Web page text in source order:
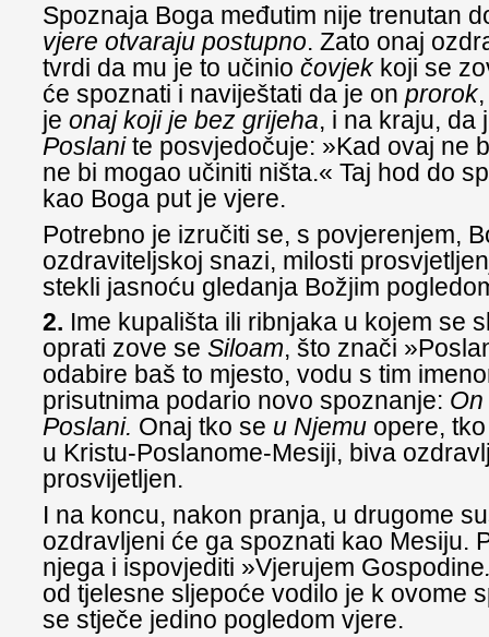
Spoznaja Boga međutim nije trenutan
vjere otvaraju postupno. Zato onaj
tvrdi da mu je to učiniočovjekkoji se
će spoznati i naviještati da je onprorok
jeonaj koji je bez grijeha, i na kraju, da
Poslanite posvjedočuje: »Kad ovaj ne
ne bi mogao učiniti ništa.« Taj hod do
kao Boga put je vjere.
Potrebno je izručiti se, s povjerenjem,
ozdraviteljskoj snazi, milosti
stekli jasnoću gledanja Božjim
2. Ime kupališta ili ribnjaka u kojem se
oprati zove seSiloam, što znači
odabire baš to mjesto, vodu s tim
prisutnima podario novo spoznanje:
Poslani. Onaj tko se u Njemu opere,
u Kristu-Poslanome-Mesiji, biva
prosvijetljen.
I na koncu, nakon pranja, u drugome
ozdravljeni će ga spoznati kao Mesiju.
njega i ispovjediti »Vjerujem Gospodine
od tjelesne sljepoće vodilo je k ovome
se stječe jedino pogledom vjere.